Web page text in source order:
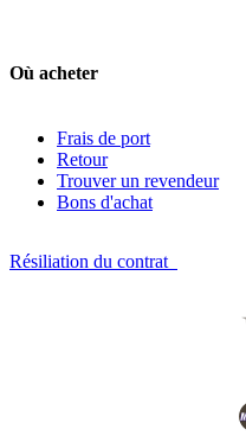
Où acheter
Frais de port
Retour
Trouver un revendeur
Bons d'achat
Résiliation du contrat